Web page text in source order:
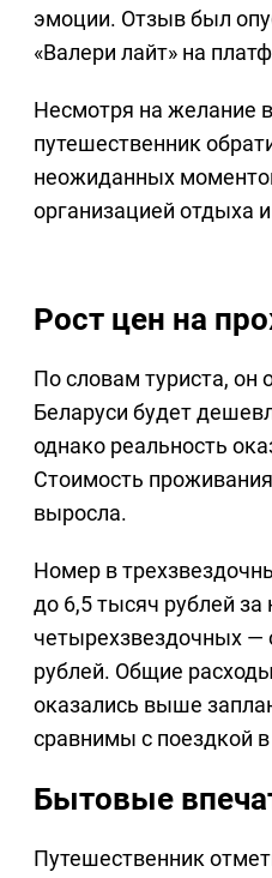
эмоции. Отзыв был
«Валери лайт» на
Несмотря на желание
путешественник
неожиданных
организацией отдыха
Рост цен на
По словам туриста, он
Беларуси будет
однако реальность
Стоимость
выросла.
Номер в
до 6,5 тысяч рублей за
четырехзвездочных —
рублей. Общие
оказались выше
сравнимы с поездкой
Бытовые
Путешественник